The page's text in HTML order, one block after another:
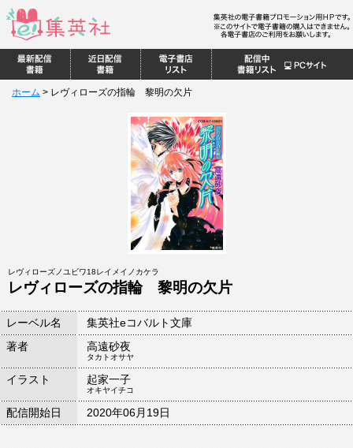
ホーム > レヴィローズの指輪 黎明の欠片
レヴィローズノユビワ18レイメイノカケラ
レヴィローズの指輪 黎明の欠片
レーベル名
集英社eコバルト文庫
著者
高遠砂夜
タカトオサヤ
イラスト 起家一子
オキヤイチコ
配信開始日 2020年06月19日